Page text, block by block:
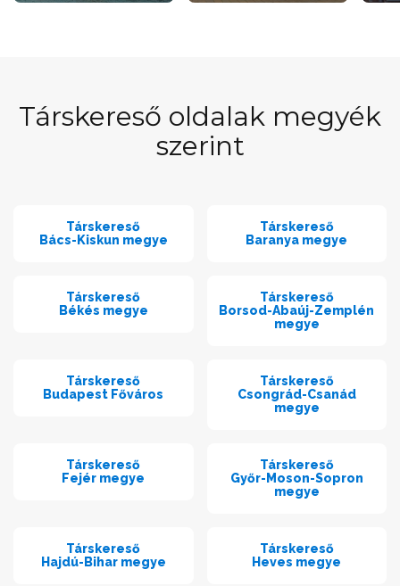
Társkereső oldalak megyék
szerint
Társkereső
Bács-Kiskun megye
Társkereső
Baranya megye
Társkereső
Békés megye
Társkereső
Borsod-Abaúj-Zemplén
megye
Társkereső
Budapest Főváros
Társkereső
Csongrád-Csanád
megye
Társkereső
Fejér megye
Társkereső
Győr-Moson-Sopron
megye
Társkereső
Hajdú-Bihar megye
Társkereső
Heves megye